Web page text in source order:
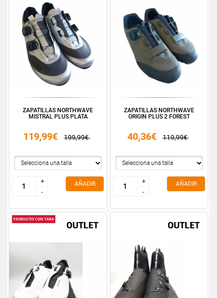
ZAPATILLAS NORTHWAVE
MISTRAL PLUS PLATA
119,99€ 199,99€
+
-
+
-
AÑADIR
ZAPATILLAS NORTHWAVE
ORIGIN PLUS 2 FOREST
40,36€ 119,99€
+
-
+
-
AÑADIR